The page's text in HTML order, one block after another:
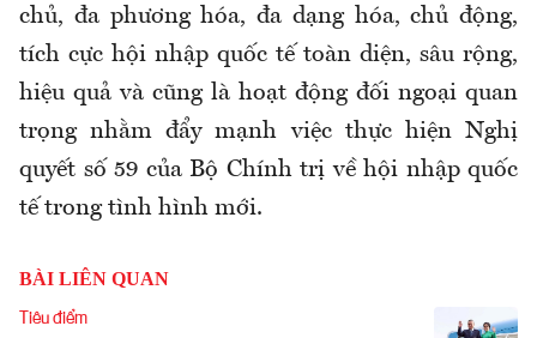
chủ, đa phương hóa, đa dạng hóa, chủ động,
tích cực hội nhập quốc tế toàn diện, sâu rộng,
hiệu quả và cũng là hoạt động đối ngoại quan
trọng nhằm đẩy mạnh việc thực hiện Nghị
quyết số 59 của Bộ Chính trị về hội nhập quốc
tế trong tình hình mới.
BÀI LIÊN QUAN
Tiêu điểm